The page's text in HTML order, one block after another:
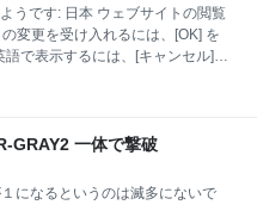
うです: 日本 ウェブサイトの閲覧
変更を受け入れるには、[OK] を
で表示するには、[キャンセル]
be viewing YouTube from this
change, or click "Cancel" to
change your preferen
GRAY2 一体で撃破
になるというのは滅多にないで